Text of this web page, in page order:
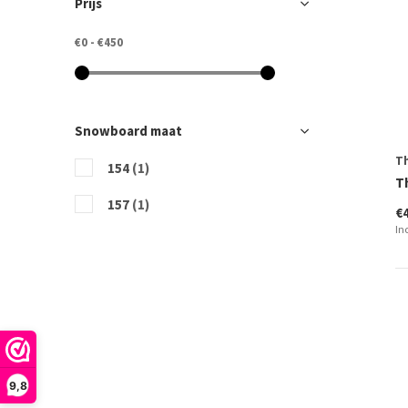
9,8
€0 - €450
Snowboard maat
154 (1)
157 (1)